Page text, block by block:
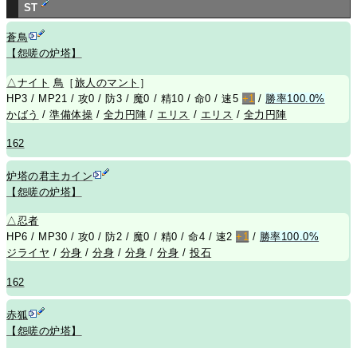
ST
蒼鳥
【怨嗟の炉塔】
△ ナイト 鳥 ［ 旅人のマント ］
HP3 / MP21 / 攻0 / 防3 / 魔0 / 精10 / 命0 / 速5 +1 / 勝率100.0%
かばう /準備体操 / 全力円陣 / エリス / エリス / 全力円陣
162
炉塔の君主カイン
【怨嗟の炉塔】
△忍者
HP6 / MP30 / 攻0 / 防2 / 魔0 / 精0 / 命4 / 速2+1 / 勝率100.0%
ジライヤ / 分身 /分身 / 分身 /分身 /投石
162
赤狐
【怨嗟の炉塔】